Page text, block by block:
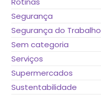
Segurança
Segurança do Trabalho
Sem categoria
Serviços
Supermercados
Sustentabilidade